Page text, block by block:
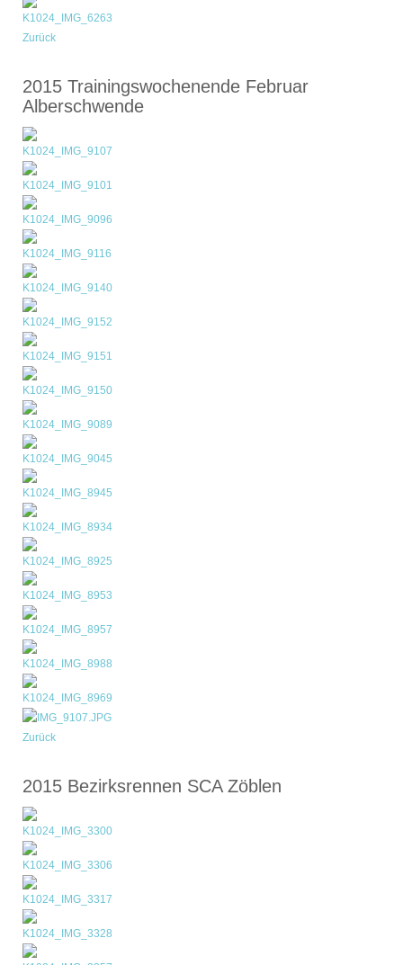
Zurück
2015 Trainingswochenende Februar
Alberschwende
Zurück
2015 Bezirksrennen SCA Zöblen